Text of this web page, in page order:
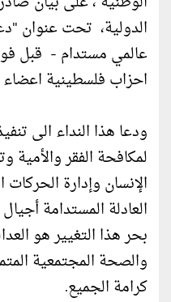
الدولية، تحت عنوان
عالمي مستدام - قبل
احزاب فلسطينية اعضاء
ودعا هذا النداء الى
لمكافحة الفقر والأمية
الإنسان وإدارة
العادلة المستدامة
بحر هذا التغيير هو
والصحة المجتمعية
كرامة الجميع.